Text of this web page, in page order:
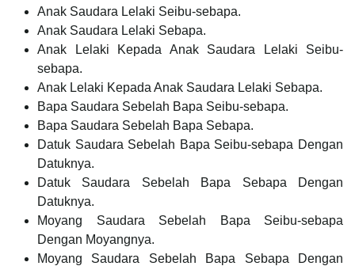
Anak Saudara Lelaki Seibu-sebapa.
Anak Saudara Lelaki Sebapa.
Anak Lelaki Kepada Anak Saudara Lelaki Seibu-
sebapa.
Anak Lelaki Kepada Anak Saudara Lelaki Sebapa.
Bapa Saudara Sebelah Bapa Seibu-sebapa.
Bapa Saudara Sebelah Bapa Sebapa.
Datuk Saudara Sebelah Bapa Seibu-sebapa Dengan
Datuknya.
Datuk Saudara Sebelah Bapa Sebapa Dengan
Datuknya.
Moyang Saudara Sebelah Bapa Seibu-sebapa
Dengan Moyangnya.
Moyang Saudara Sebelah Bapa Sebapa Dengan